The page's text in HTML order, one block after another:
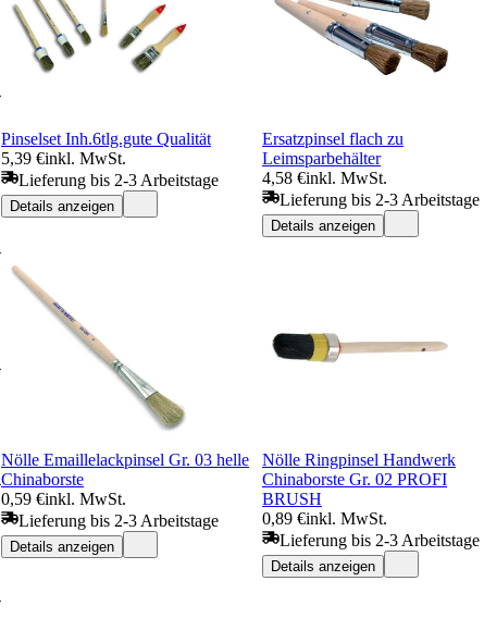
Pinselset Inh.6tlg.gute Qualität
5,39 €inkl. MwSt.
Lieferung bis 2-3 Arbeitstage
Details anzeigen
Ersatzpinsel flach zu
Leimsparbehälter
4,58 €inkl. MwSt.
Lieferung bis 2-3 Arbeitstage
Details anzeigen
Nölle Emaillelackpinsel Gr. 03 helle
Chinaborste
0,59 €inkl. MwSt.
Lieferung bis 2-3 Arbeitstage
Details anzeigen
Nölle Ringpinsel Handwerk
Chinaborste Gr. 02 PROFI
BRUSH
0,89 €inkl. MwSt.
Lieferung bis 2-3 Arbeitstage
Details anzeigen